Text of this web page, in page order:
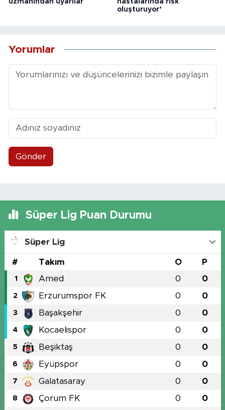
oluşturuyor’
Yorumlar
Gönder
Süper Lig Puan Durumu
Süper Lig
# Takım O P
1 Amed 0 0
2 Erzurumspor FK 0 0
3 Başakşehir 0 0
4 Kocaelispor 0 0
5 Beşiktaş 0 0
6 Eyüpspor 0 0
7 Galatasaray 0 0
8 Çorum FK 0 0